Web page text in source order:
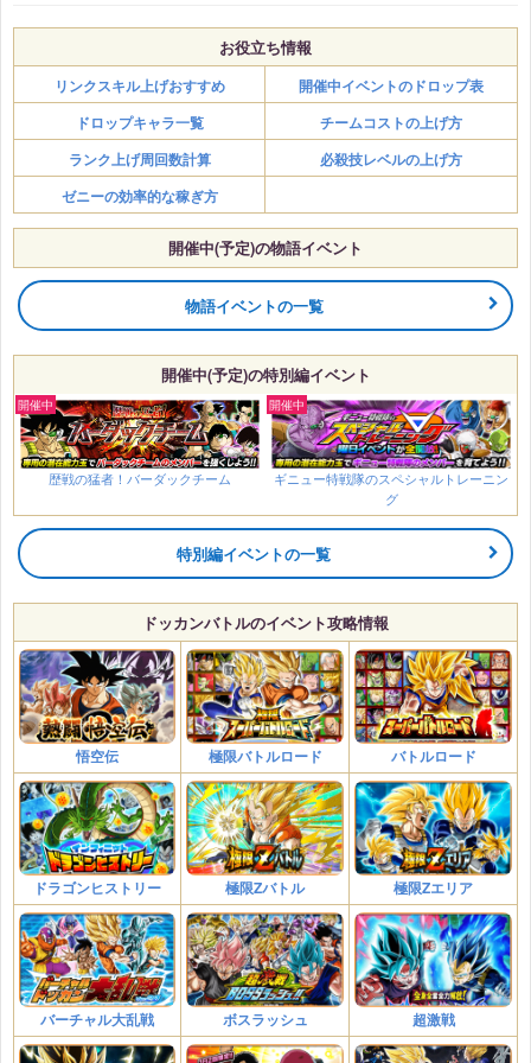
お役立ち情報
リンクスキル上げおすすめ
開催中イベントのドロップ表
ドロップキャラ一覧
チームコストの上げ方
ランク上げ周回数計算
必殺技レベルの上げ方
ゼニーの効率的な稼ぎ方
開催中(予定)の物語イベント
物語イベントの一覧
開催中(予定)の特別編イベント
歴戦の猛者！バーダックチーム
ギニュー特戦隊のスペシャルトレーニン
グ
特別編イベントの一覧
ドッカンバトルのイベント攻略情報
悟空伝 極限バトルロード バトルロード
ドラゴンヒストリー 極限Zバトル 極限Zエリア
バーチャル大乱戦 ボスラッシュ 超激戦